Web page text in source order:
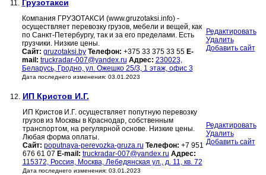
11. Грузотакси
Компания ГРУЗОТАКСИ (www.gruzotaksi.info) -
осуществляет перевозку грузов, мебели и вещей, как
по Санкт-Петербургу, так и за его пределами. Есть
грузчики. Низкие цены.
Сайт: gruzotaksi.by Телефон: +375 33 375 33 55 E-
mail: truckradar-007@yandex.ru Адрес: 230023,
Беларусь, Гродно, ул. Ожешко 25/3, 1 этаж, офис 3
Дата последнего изменения: 03.01.2023
Редактировать
Удалить
Добавить сайт
12. ИП Кристов И.Г.
ИП Кристов И.Г. осуществляет попутную перевозку
грузов из Москвы в Краснодар, собственным
транспортом, на регулярной основе. Низкие цены.
Любая форма оплаты.
Сайт: poputnaya-perevozka-gruza.ru Телефон: +7 951
676 61 07 E-mail: truckradar-007@yandex.ru Адрес:
115372, Россия, Москва, Лебедянская ул., д. 11, кв. 72
Дата последнего изменения: 03.01.2023
Редактировать
Удалить
Добавить сайт